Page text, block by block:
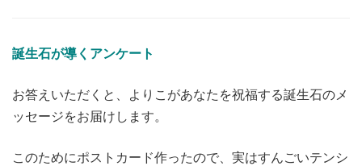
誕生石が導くアンケート
お答えいただくと、よりこがあなたを祝福する誕生石のメ
ッセージをお届けします。
このためにポストカード作ったので、実はすんごいテンシ